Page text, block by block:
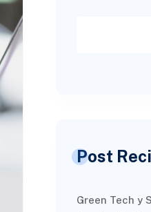
Post
Green Tech y